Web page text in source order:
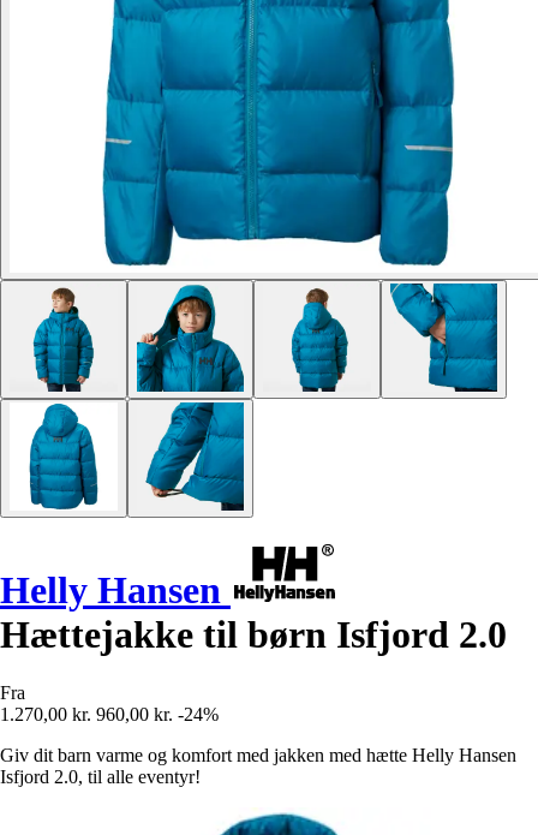
Helly Hansen
Hættejakke til børn Isfjord 2.0
Fra
1.270,00 kr. 960,00 kr. -24%
Giv dit barn varme og komfort med jakken med hætte Helly Hansen
Isfjord 2.0, til alle eventyr!